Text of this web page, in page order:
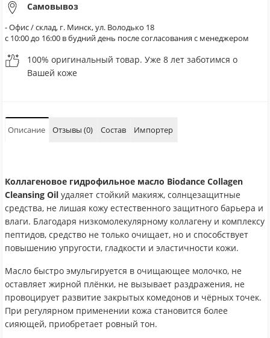
Самовывоз
- Офис / склад, г. Минск, ул. Володько 18
с 10:00 до 16:00 в будний день после согласования с менеджером
100% оригинальный товар. Уже 8 лет заботимся о
Вашей коже
Описание Отзывы (0) Состав Импортер
Коллагеновое гидрофильное масло Biodance Collagen
Cleansing Oil удаляет стойкий макияж, солнцезащитные
средства, не лишая кожу естественного защитного барьера и
влаги. Благодаря низкомолекулярному коллагену и комплексу
пептидов, средство не только очищает, но и способствует
повышению упругости, гладкости и эластичности кожи.
Масло быстро эмульгируется в очищающее молочко, не
оставляет жирной плёнки, не вызывает раздражения, не
провоцирует развитие закрытых комедонов и чёрных точек.
При регулярном применении кожа становится более
сияющей, приобретает ровный тон.